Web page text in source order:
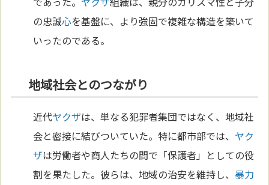
の忠誠心を基盤に、より強固で複雑な構造を築いて
いったのである。
地域社会とのつながり
近代ヤクザは、単なる犯罪者集団ではなく、地域社
会と密接に結びついていた。特に都市部では、 ヤク
ザは労働者や商人たちの間で「保護者」としての役
割を果たした。彼らは、地域の治安を維持し、暴力